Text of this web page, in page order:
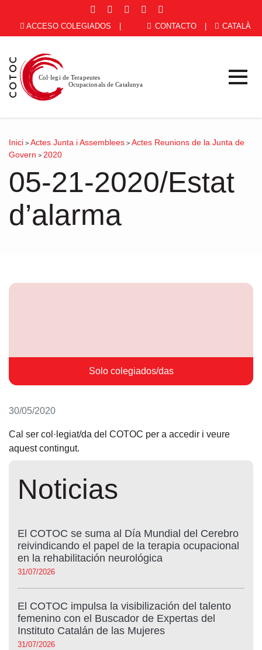
ACCESO COLEGIADOS CONTACTO CATALÀ
Inici > Actes Junta i Assemblees > Actes Reunions de la Junta de
Govern > 2020
05-21-2020/Estat
d’alarma
Solo colegiados/das
30/05/2020
Cal ser col·legiat/da del COTOC per a accedir i veure
aquest contingut.
Noticias
El COTOC se suma al Día Mundial del Cerebro
reivindicando el papel de la terapia ocupacional
en la rehabilitación neurológica
31/07/2026
El COTOC impulsa la visibilización del talento
femenino con el Buscador de Expertas del
Instituto Catalán de las Mujeres
31/07/2026